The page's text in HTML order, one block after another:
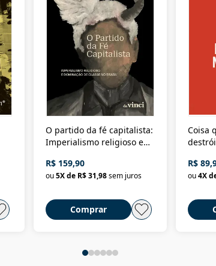
O partido da fé capitalista:
Imperialismo religioso e
Brasil
R$ 159,90
ou5X de R$ 31,98sem juros
Comprar
Coisa
destrói
R$
ou4X